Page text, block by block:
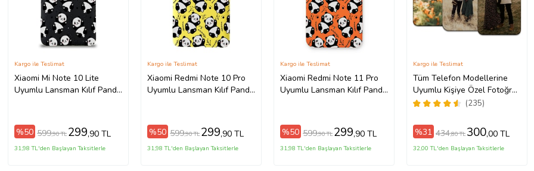
Xiaomi Mi Note 10 Lite
Uyumlu Lansman Kılıf Panda
Kargo ile Teslimat
%50 599,90 TL 299,90 TL
31,98 TL'den Başlayan Taksitlerle
Xiaomi Redmi Note 10 Pro
Uyumlu Lansman Kılıf Panda
Kargo ile Teslimat
%50 599,90 TL 299,90 TL
31,98 TL'den Başlayan Taksitlerle
Xiaomi Redmi Note 11 Pro
Uyumlu Lansman Kılıf Panda
Kargo ile Teslimat
%50 599,90 TL 299,90 TL
31,98 TL'den Başlayan Taksitlerle
Tüm Telefon Modellerine
Uyumlu Kişiye Özel Fotoğraf
Baskılı Telefon Kılıfı
(235)
Kargo ile Teslimat
%31 434,80 TL 300,00 TL
32,00 TL'den Başlayan Taksitlerle